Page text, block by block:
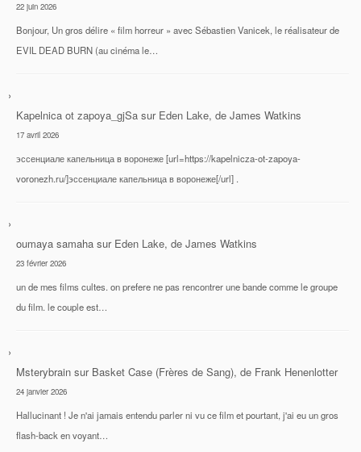
22 juin 2026
Bonjour, Un gros délire « film horreur » avec Sébastien Vanicek, le réalisateur de
EVIL DEAD BURN (au cinéma le…
Kapelnica ot zapoya_gjSa sur Eden Lake, de James Watkins
17 avril 2026
эссенциале капельница в воронеже [url=https://kapelnicza-ot-zapoya-
voronezh.ru/]эссенциале капельница в воронеже[/url] .
oumaya samaha sur Eden Lake, de James Watkins
23 février 2026
un de mes films cultes. on prefere ne pas rencontrer une bande comme le groupe
du film. le couple est…
Msterybrain sur Basket Case (Frères de Sang), de Frank Henenlotter
24 janvier 2026
Hallucinant ! Je n'ai jamais entendu parler ni vu ce film et pourtant, j'ai eu un gros
flash-back en voyant…